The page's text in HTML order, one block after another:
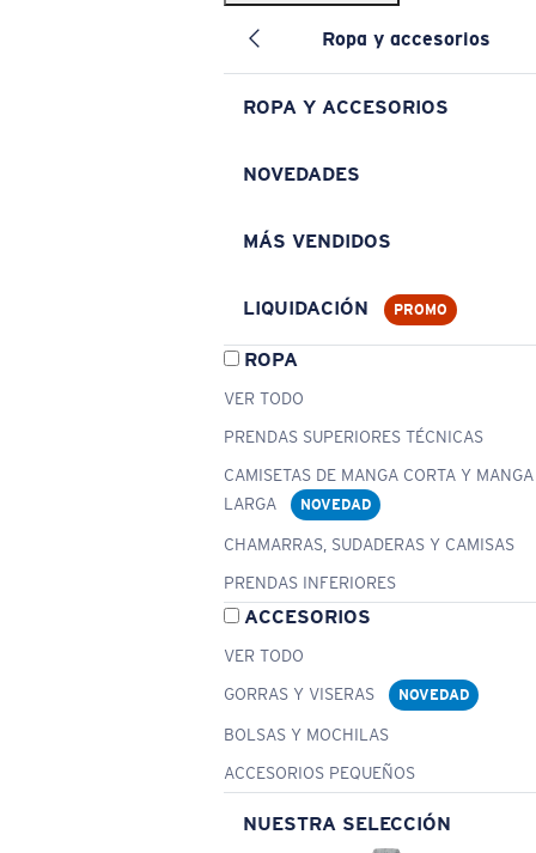
Ropa y accesorios
ROPA Y ACCESORIOS
NOVEDADES
MÁS VENDIDOS
LIQUIDACIÓN PROMO
ROPA
VER TODO
PRENDAS SUPERIORES TÉCNICAS
CAMISETAS DE MANGA CORTA Y MANGA
LARGA
NOVEDAD
CHAMARRAS, SUDADERAS Y CAMISAS
PRENDAS INFERIORES
ACCESORIOS
VER TODO
GORRAS Y VISERAS
NOVEDAD
BOLSAS Y MOCHILAS
ACCESORIOS PEQUEÑOS
NUESTRA SELECCIÓN